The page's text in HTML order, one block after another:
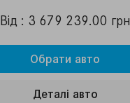
Від : 3 679 239.00 грн
Обрати авто
Деталi авто